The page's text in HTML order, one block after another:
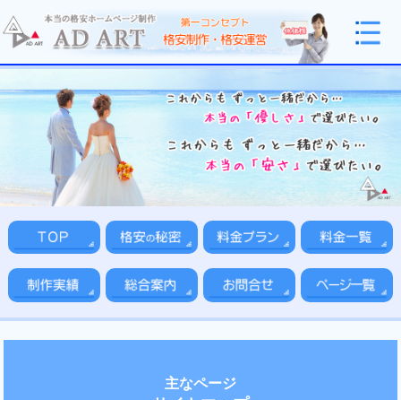
主なページ